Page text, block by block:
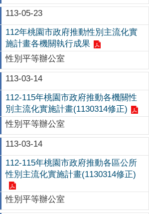
113-05-23
112年桃園市政府推動性別主流化實
施計畫各機關執行成果
性別平等辦公室
113-03-14
112-115年桃園市政府推動各機關性
別主流化實施計畫(1130314修正)
性別平等辦公室
113-03-14
112-115年桃園市政府推動各區公所
性別主流化實施計畫(1130314修正)
性別平等辦公室